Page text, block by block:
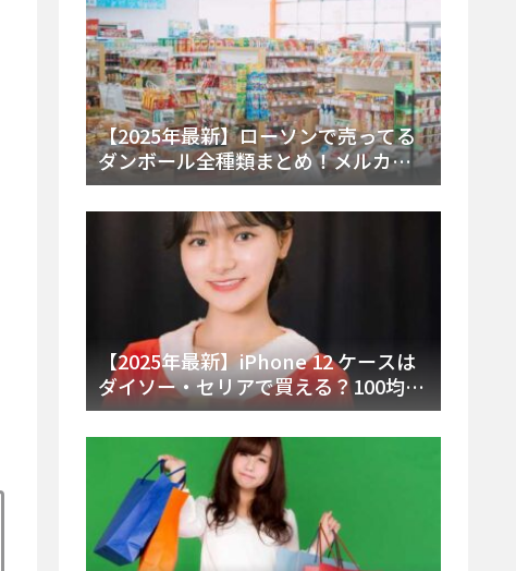
【2025年最新】ローソンで売ってる
ダンボール全種類まとめ！メルカリ
便・ゆうパック対応サイズと価格を
徹底解説
【2025年最新】iPhone 12 ケースは
ダイソー・セリアで買える？100均の
在庫状況と失敗しない選び方を徹底
解説！